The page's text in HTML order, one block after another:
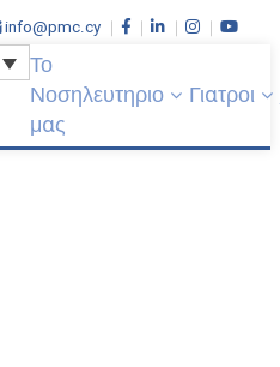
info@pmc.cy
Το
Νοσηλευτηριο
μας
Γιατροι